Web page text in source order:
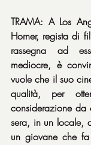
TRAMA: A Los
Horner, regista di
rassegna ad
mediocre, è
vuole che il suo
qualità, per
considerazione
sera, in un locale,
un giovane che